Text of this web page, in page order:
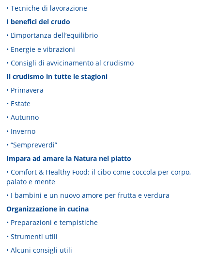
• Tecniche di lavorazione
I benefici del crudo
• L’importanza dell’equilibrio
• Energie e vibrazioni
• Consigli di avvicinamento al crudismo
Il crudismo in tutte le stagioni
• Primavera
• Estate
• Autunno
• Inverno
• “Sempreverdi”
Impara ad amare la Natura nel piatto
• Comfort & Healthy Food: il cibo come coccola per corpo,
palato e mente
• I bambini e un nuovo amore per frutta e verdura
Organizzazione in cucina
• Preparazioni e tempistiche
• Strumenti utili
• Alcuni consigli utili